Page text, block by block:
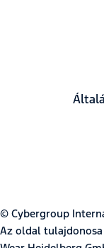
© Cybergroup
Az oldal